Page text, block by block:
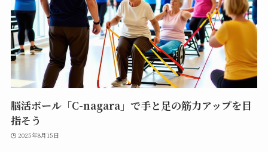
脳活ボール「C-nagara」で手と足の筋力アップを目
指そう
2025年8月15日